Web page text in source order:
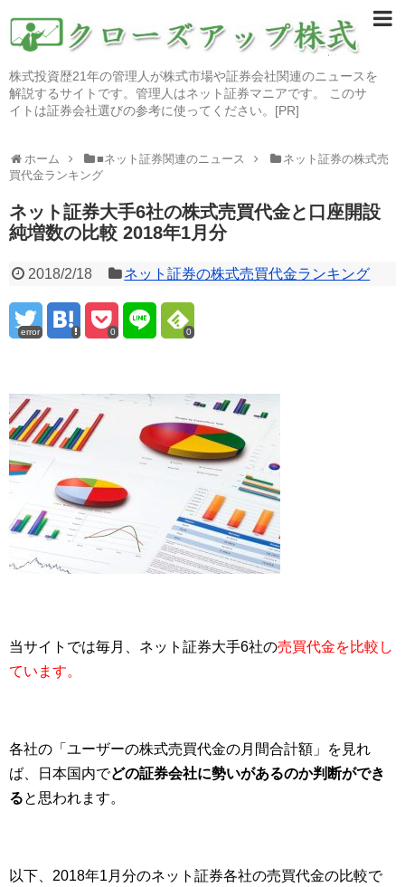
株式投資歴21年の管理人が株式市場や証券会社関連のニュースを
解説するサイトです。管理人はネット証券マニアです。 このサ
イトは証券会社選びの参考に使ってください。[PR]
ホーム ■ネット証券関連のニュース
ネット証券の株式売
買代金ランキング
ネット証券大手6社の株式売買代金と口座開設
純増数の比較 2018年1月分
2018/2/18 ネット証券の株式売買代金ランキング
error 0 0
当サイトでは毎月、ネット証券大手6社の売買代金を比較し
ています。
各社の「ユーザーの株式売買代金の月間合計額」を見れ
ば、日本国内でどの証券会社に勢いがあるのか判断ができ
ると思われます。
以下、2018年1月分のネット証券各社の売買代金の比較で